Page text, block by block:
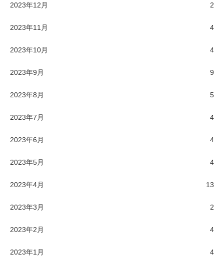
2023年12月 2
2023年11月 4
2023年10月 4
2023年9月 9
2023年8月 5
2023年7月 4
2023年6月 4
2023年5月 4
2023年4月 13
2023年3月 2
2023年2月 4
2023年1月 4